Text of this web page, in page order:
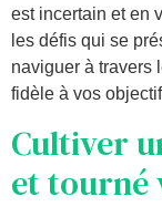
est incertain et en
les défis qui se
naviguer à travers
fidèle à vos
Cultiver
et tourné